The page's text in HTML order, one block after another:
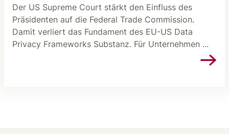
Der US Supreme Court stärkt den Einfluss des
Präsidenten auf die Federal Trade Commission.
Damit verliert das Fundament des EU-US Data
Privacy Frameworks Substanz. Für Unternehmen ...